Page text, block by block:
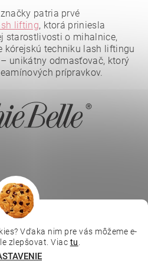
spodmienkami ochrany
patria prvé
lifting, ktorá priniesla
starostlivosti o mihalnice,
kórejskú techniku lash liftingu
– unikátny odmasťovač, ktorý
prípravkov.
škola | Online kosmetické kurzy |
| Ella Baché
Vďaka nim pre vás môžeme e-
zlepšovat. Viac tu